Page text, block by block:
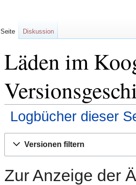
Läden im
Logbücher dieser
Navigation
Suche
Versionen filtern
Zur Anzeige der
Seite Diskussion